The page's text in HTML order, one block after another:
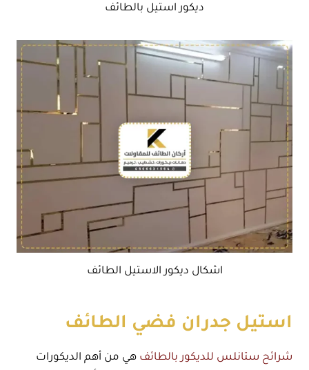
ديكور استيل بالطائف
اشكال ديكور الاستيل الطائف
استيل جدران فضي الطائف
شرائح ستانلس للديكور بالطائف هي من أهم الديكورات